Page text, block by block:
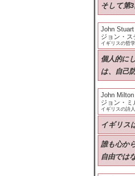
そして第
John Stuart
ジョン・
イギリスの哲
個人的に
は、自己
John Milton
ジョン・ミ
イギリスの詩
イギリス
誰も心か
自由では